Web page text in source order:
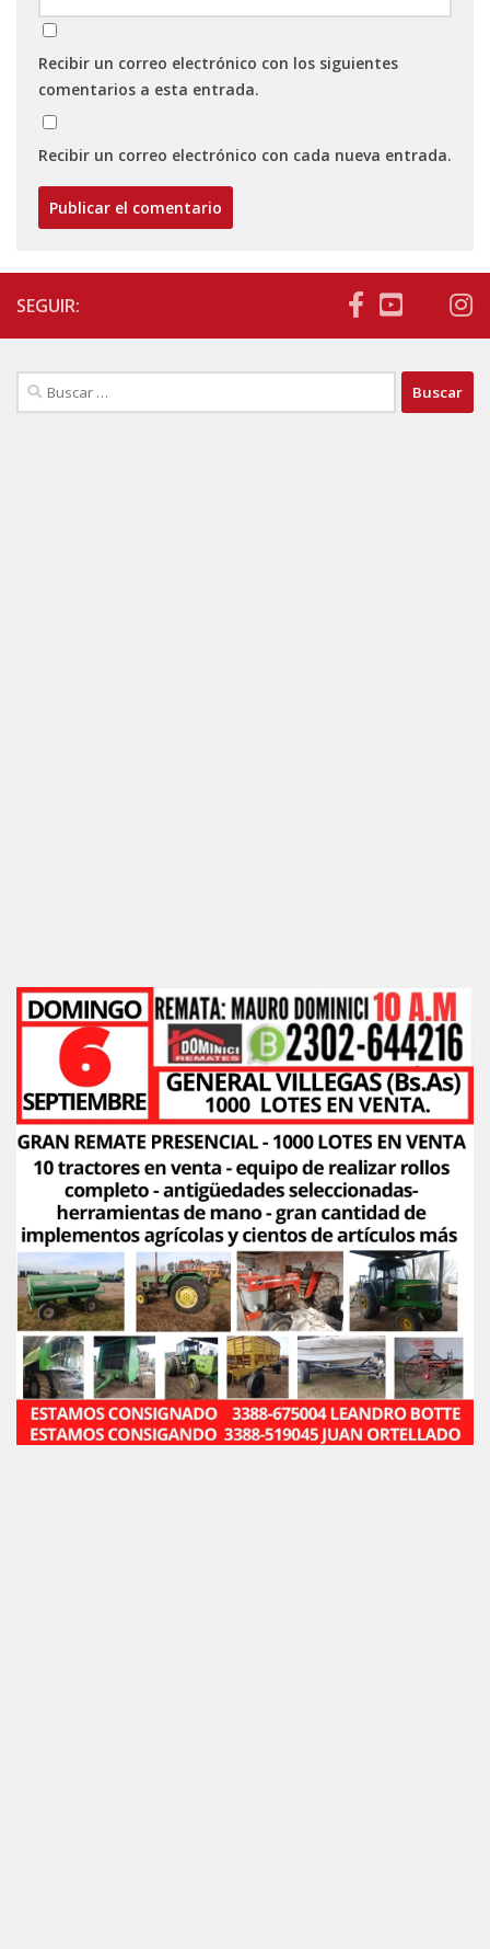
Recibir un correo electrónico con los siguientes
comentarios a esta entrada.
Recibir un correo electrónico con cada nueva entrada.
SEGUIR:
Buscar: